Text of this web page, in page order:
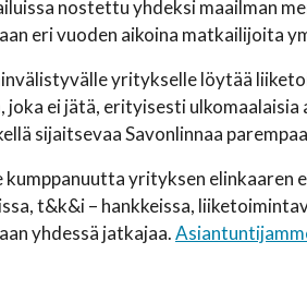
nostettu yhdeksi maailman
eri vuoden aikoina matkailijoita
yritykselle löytää
joka ei jätä, erityisesti
sijaitsevaa Savonlinnaa
yrityksen elinkaaren
t&k&i – hankkeissa,
yhdessä jatkajaa.